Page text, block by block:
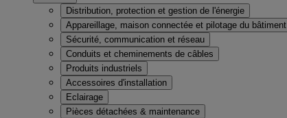
Distribution, protection et gestion de l'énergie
Appareillage, maison connectée et pilotage du bâtiment
Sécurité, communication et réseau
Conduits et cheminements de câbles
Produits industriels
Accessoires d'installation
Eclairage
Pièces détachées & maintenance